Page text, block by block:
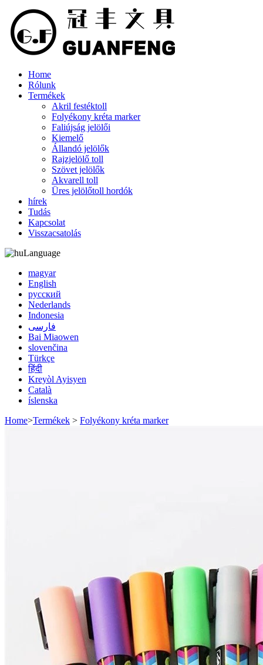
Home
Rólunk
Termékek
Akril festéktoll
Folyékony kréta marker
Faliújság jelölői
Kiemelő
Állandó jelölők
Rajzjelölő toll
Szövet jelölők
Akvarell toll
Üres jelölőtoll hordók
hírek
Tudás
Kapcsolat
Visszacsatolás
Language
magyar
English
русский
Nederlands
Indonesia
فارسی
Bai Miaowen
slovenčina
Türkçe
हिंदी
Kreyòl Ayisyen
Català
íslenska
Home>Termékek > Folyékony kréta marker